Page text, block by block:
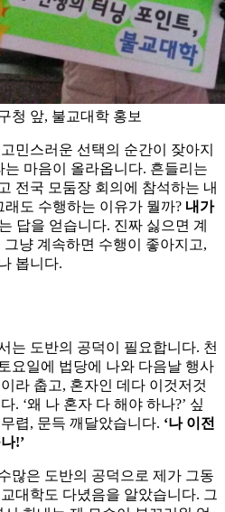
청 앞, 불교대학 홍보
민스러운 선택의 순간이 잦아지
는 마음이 올라옵니다. 흔들리는
전국 모둠장 회의에 참석하는 내
래도 수행하는 이유가 뭘까? 내가
답을 얻습니다. 진짜 싫으면 계
냥 계속하면 수행이 좋아지고,
봅니다.
는 도반의 공덕이 필요합니다. 천
요일에 법당에 나와 다음날 행사
라 춥고, 혼자인 데다 이것저것
. ‘왜 나 혼자 다 해야 하나?’ 싶
렵, 문득 깨달았습니다. ‘나 이전
!’
많은 도반의 공덕으로 제가 그동
대학도 다녔음을 알았습니다. 그